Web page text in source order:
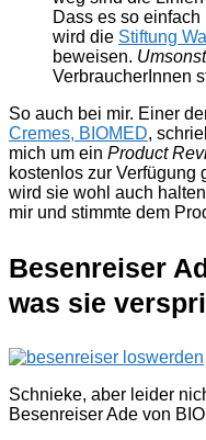
Dass es so
wird die Stiftung
beweisen. Umsonst
VerbraucherInnen
So auch bei mir. Einer
Cremes, BIOMED,
mich um ein Product
kostenlos zur Verfügung
wird sie wohl auch
mir und stimmte dem
Besenreiser
was sie
Schnieke, aber leider
Besenreiser Ade von